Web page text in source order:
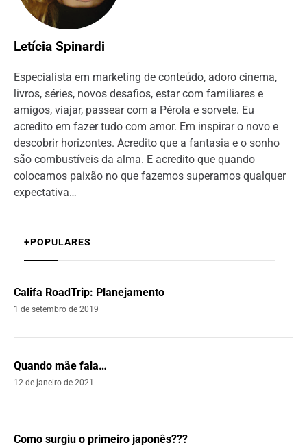
Letícia Spinardi
Especialista em marketing de conteúdo, adoro cinema,
livros, séries, novos desafios, estar com familiares e
amigos, viajar, passear com a Pérola e sorvete. Eu
acredito em fazer tudo com amor. Em inspirar o novo e
descobrir horizontes. Acredito que a fantasia e o sonho
são combustíveis da alma. E acredito que quando
colocamos paixão no que fazemos superamos qualquer
expectativa…
+POPULARES
Califa RoadTrip: Planejamento
1 de setembro de 2019
Quando mãe fala…
12 de janeiro de 2021
Como surgiu o primeiro japonês???